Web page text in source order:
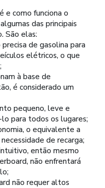
e como funciona o
das principais
São elas:
de gasolina para
elétricos, o que
à base de
é considerado um
pequeno, leve e
para todos os lugares;
o equivalente a
de recarga;
então mesmo
não enfrentará
não requer altos